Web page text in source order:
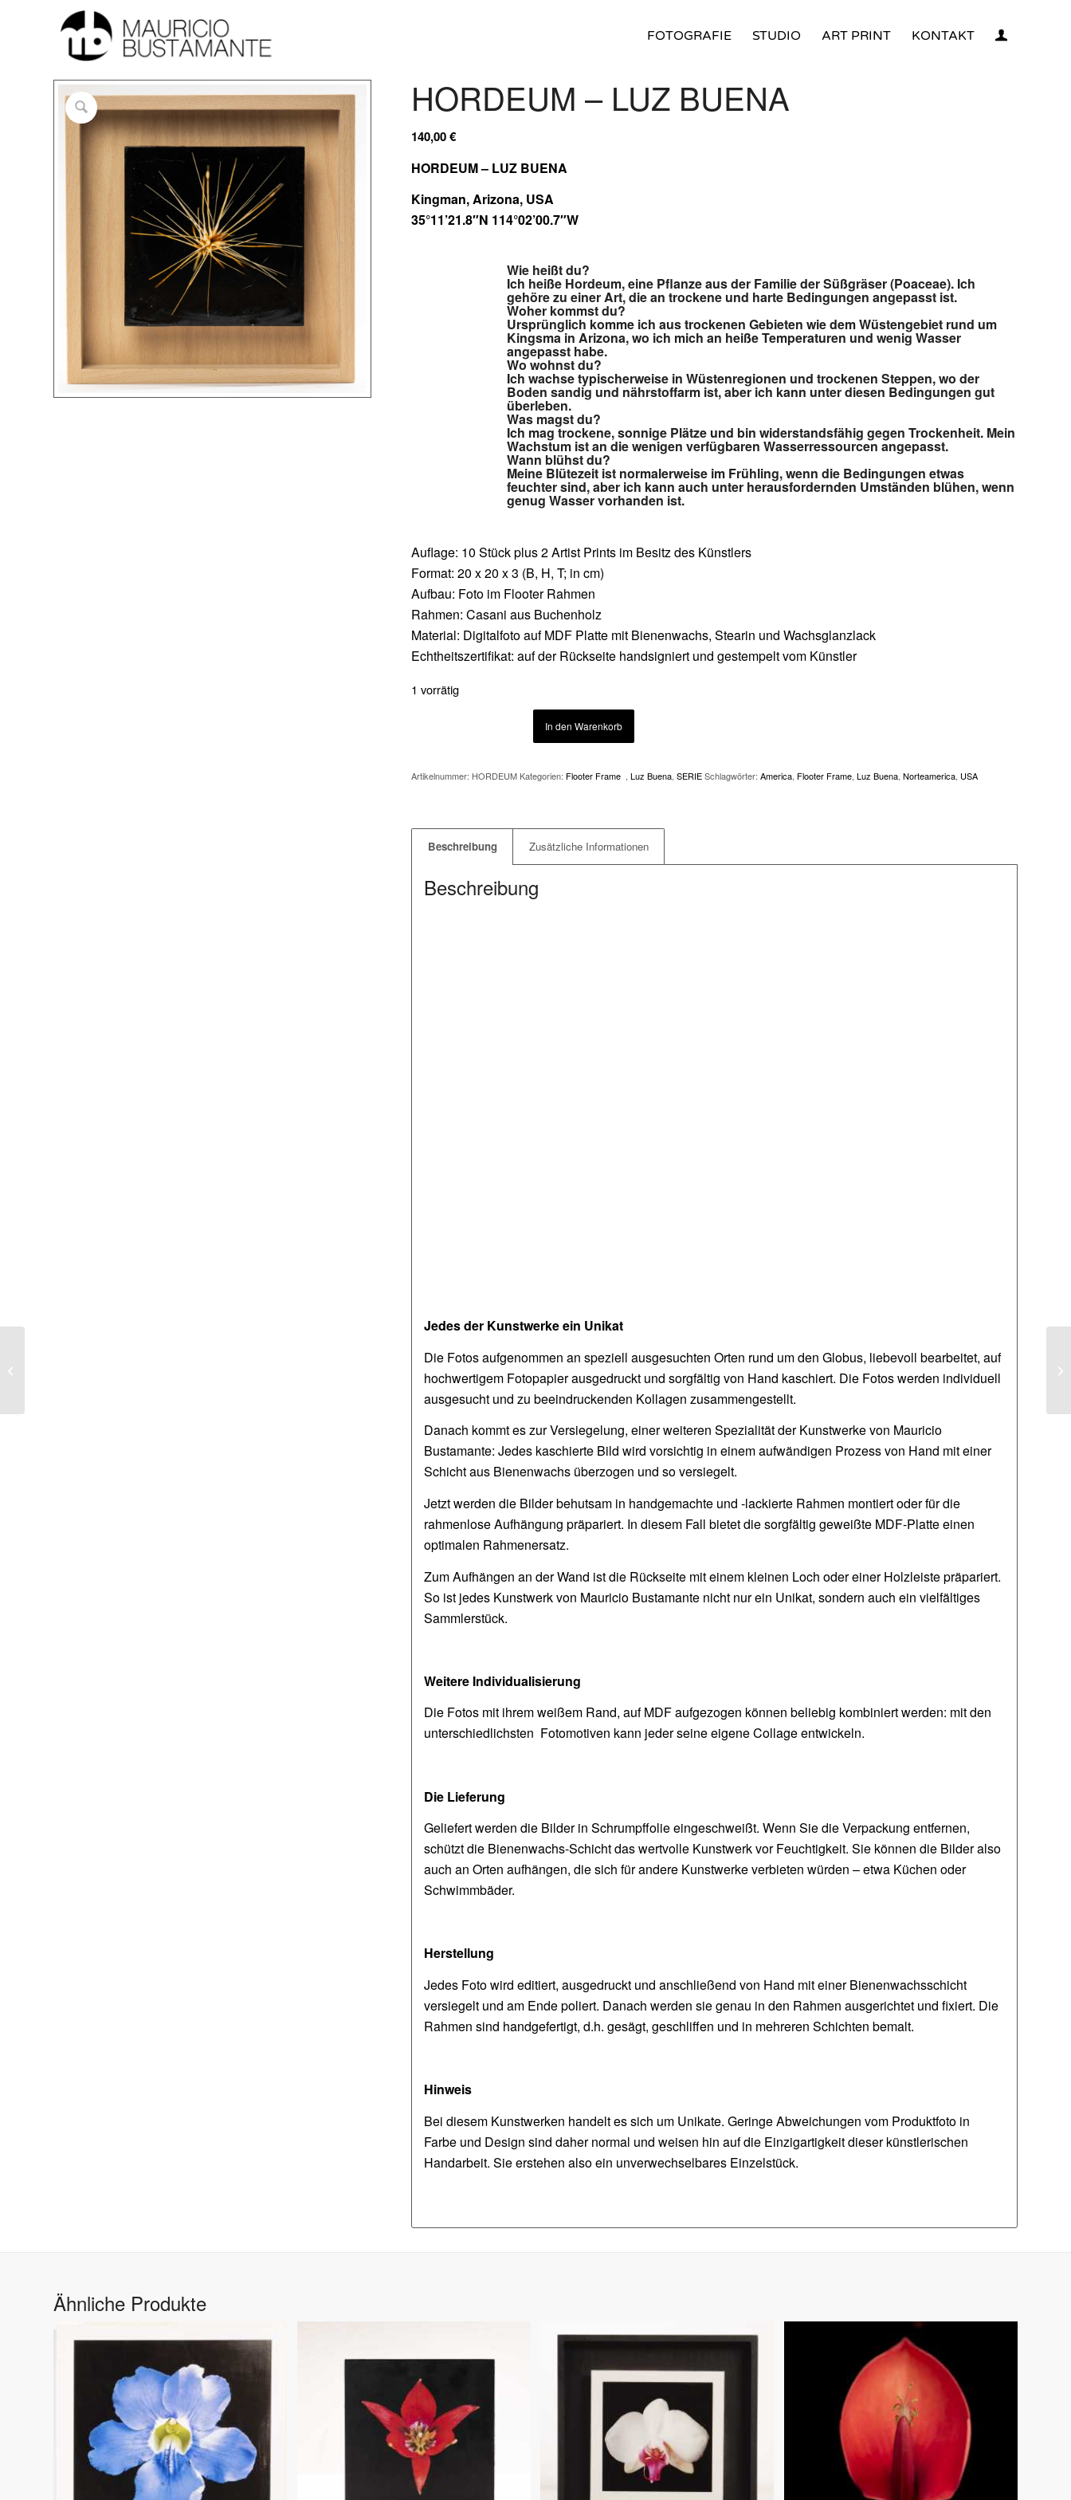
FOTOGRAFIE STUDIO ART PRINT KONTAKT
HORDEUM – LUZ BUENA
140,00€
HORDEUM – LUZ BUENA
Kingman, Arizona, USA
35°11’21.8″N 114°02’00.7″W
Wie heißt du?
Ich heiße Hordeum, eine Pflanze aus der Familie der Süßgräser (Poaceae). Ich
gehöre zu einer Art, die an trockene und harte Bedingungen angepasst ist.
Woher kommst du?
Ursprünglich komme ich aus trockenen Gebieten wie dem Wüstengebiet rund um
Kingsma in Arizona, wo ich mich an heiße Temperaturen und wenig Wasser
angepasst habe.
Wo wohnst du?
Ich wachse typischerweise in Wüstenregionen und trockenen Steppen, wo der
Boden sandig und nährstoffarm ist, aber ich kann unter diesen Bedingungen gut
überleben.
Was magst du?
Ich mag trockene, sonnige Plätze und bin widerstandsfähig gegen Trockenheit. Mein
Wachstum ist an die wenigen verfügbaren Wasserressourcen angepasst.
Wann blühst du?
Meine Blütezeit ist normalerweise im Frühling, wenn die Bedingungen etwas
feuchter sind, aber ich kann auch unter herausfordernden Umständen blühen, wenn
genug Wasser vorhanden ist.
Auflage: 10 Stück plus 2 Artist Prints im Besitz des Künstlers
Format: 20 x 20 x 3 (B, H, T; in cm)
Aufbau: Foto im Flooter Rahmen
Rahmen: Casani aus Buchenholz
Material: Digitalfoto auf MDF Platte mit Bienenwachs, Stearin und Wachsglanzlack
Echtheitszertifikat: auf der Rückseite handsigniert und gestempelt vom Künstler
1 vorrätig
In den Warenkorb
Artikelnummer: HORDEUM Kategorien: Flooter Frame ,Luz Buena,SERIE Schlagwörter:America, Flooter Frame,Luz Buena,Norteamerica, USA
Beschreibung Zusätzliche Informationen
Beschreibung
Jedes der Kunstwerke ein Unikat
Die Fotos aufgenommen an speziell ausgesuchten Orten rund um den Globus, liebevoll bearbeitet, auf
hochwertigem Fotopapier ausgedruckt und sorgfältig von Hand kaschiert. Die Fotos werden individuell
ausgesucht und zu beeindruckenden Kollagen zusammengestellt.
Danach kommt es zur Versiegelung, einer weiteren Spezialität der Kunstwerke von Mauricio
Bustamante: Jedes kaschierte Bild wird vorsichtig in einem aufwändigen Prozess von Hand mit einer
Schicht aus Bienenwachs überzogen und so versiegelt.
Jetzt werden die Bilder behutsam in handgemachte und -lackierte Rahmen montiert oder für die
rahmenlose Aufhängung präpariert. In diesem Fall bietet die sorgfältig geweißte MDF-Platte einen
optimalen Rahmenersatz.
Zum Aufhängen an der Wand ist die Rückseite mit einem kleinen Loch oder einer Holzleiste präpariert.
So ist jedes Kunstwerk von Mauricio Bustamante nicht nur ein Unikat, sondern auch ein vielfältiges
Sammlerstück.
Weitere Individualisierung
Die Fotos mit ihrem weißem Rand, auf MDF aufgezogen können beliebig kombiniert werden: mit den
unterschiedlichsten Fotomotiven kann jeder seine eigene Collage entwickeln.
Die Lieferung
Geliefert werden die Bilder in Schrumpffolie eingeschweißt. Wenn Sie die Verpackung entfernen,
schützt die Bienenwachs-Schicht das wertvolle Kunstwerk vor Feuchtigkeit. Sie können die Bilder also
auch an Orten aufhängen, die sich für andere Kunstwerke verbieten würden – etwa Küchen oder
Schwimmbäder.
Herstellung
Jedes Foto wird editiert, ausgedruckt und anschließend von Hand mit einer Bienenwachsschicht
versiegelt und am Ende poliert. Danach werden sie genau in den Rahmen ausgerichtet und fixiert. Die
Rahmen sind handgefertigt, d.h. gesägt, geschliffen und in mehreren Schichten bemalt.
Hinweis
Bei diesem Kunstwerken handelt es sich um Unikate. Geringe Abweichungen vom Produktfoto in
Farbe und Design sind daher normal und weisen hin auf die Einzigartigkeit dieser künstlerischen
Handarbeit. Sie erstehen also ein unverwechselbares Einzelstück.
Ähnliche Produkte